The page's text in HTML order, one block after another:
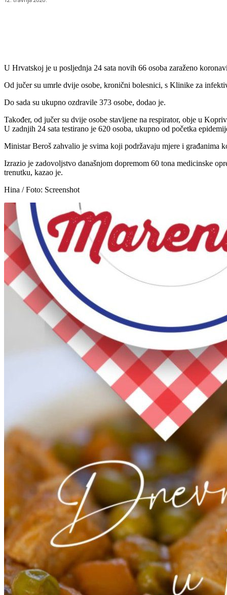
U Hrvatskoj je u posljednja 24 sata novih 66 osoba zaraženo
Od jučer su umrle dvije osobe, kronični bolesnici, s Klinike za
Do sada su ukupno ozdravile 373 osobe, dodao je.
Također, od jučer su dvije osobe stavljene na respirator, obje u
U zadnjih 24 sata testirano je 620 osoba, ukupno od početka
Ministar Beroš zahvalio je svima koji podržavaju mjere i građanima
Izrazio je zadovoljstvo današnjom dopremom 60 tona medicinske
trenutku, kazao je.
Hina / Foto: Screenshot